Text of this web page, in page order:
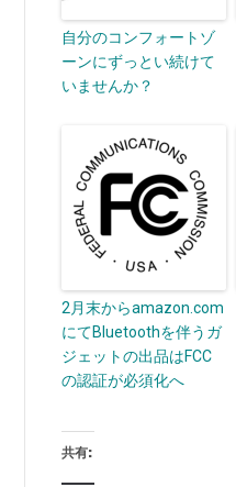
自分のコンフォートゾ
ーンにずっとい続けて
いませんか？
2月末からamazon.com
にてBluetoothを伴うガ
ジェットの出品はFCC
の認証が必須化へ
共有: